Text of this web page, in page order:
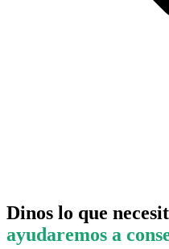
Dinos lo que
ayudaremos a